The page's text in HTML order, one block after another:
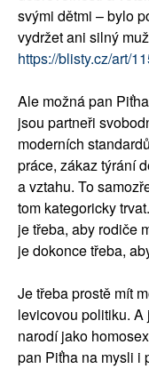
svými dětmi – bylo
vydržet ani silný
https://blisty.cz/art/
Ale možná pan
jsou partneři
moderních
práce, zákaz týrání
a vztahu. To
tom kategoricky
je třeba, aby rodiče
je dokonce třeba,
Je třeba prostě mít
levicovou politiku. A
narodí jako
pan Piťha na mysli i